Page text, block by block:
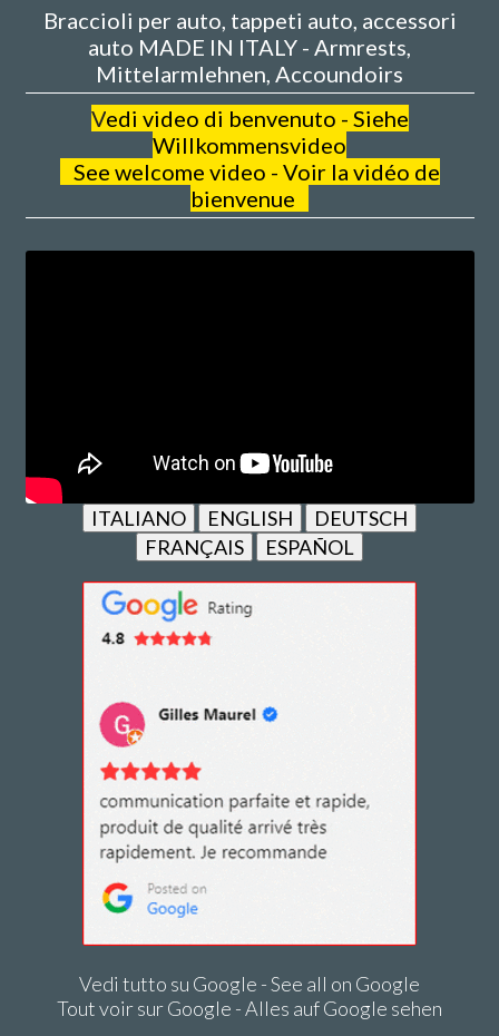
Braccioli per auto, tappeti auto, accessori
auto MADE IN ITALY - Armrests,
Mittelarmlehnen, Accoundoirs
Vedi video di benvenuto - Siehe
Willkommensvideo
See welcome video - Voir la vidéo de
bienvenue
ITALIANO ENGLISH
DEUTSCH
FRANÇAIS
ESPAÑOL
Vedi tutto su Google - See all on Google
Tout voir sur Google - Alles auf Google sehen